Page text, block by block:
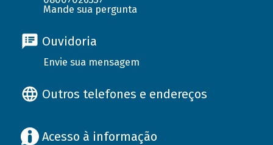
Mande sua pergunta
Ouvidoria
Envie sua mensagem
Outros telefones e endereços
Acesso à informação